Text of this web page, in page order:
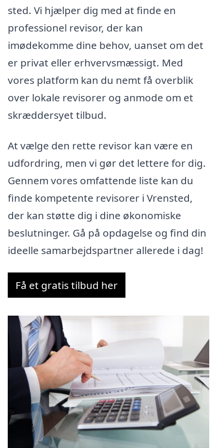
sted. Vi hjælper dig med at finde en
professionel revisor, der kan
imødekomme dine behov, uanset om det
er privat eller erhvervsmæssigt. Med
vores platform kan du nemt få overblik
over lokale revisorer og anmode om et
skræddersyet tilbud.
At vælge den rette revisor kan være en
udfordring, men vi gør det lettere for dig.
Gennem vores omfattende liste kan du
finde kompetente revisorer i Vrensted,
der kan støtte dig i dine økonomiske
beslutninger. Gå på opdagelse og find din
ideelle samarbejdspartner allerede i dag!
Få et gratis tilbud her